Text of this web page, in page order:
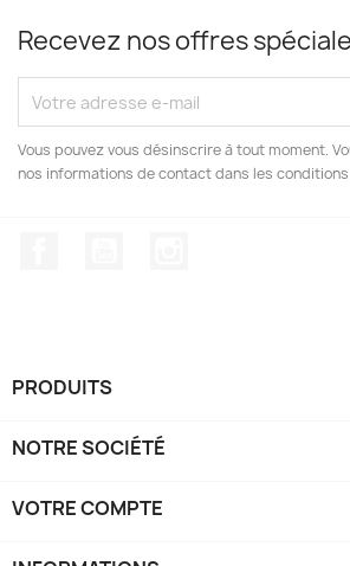
Recevez nos offres
Vous pouvez vous désinscrire à tout moment.
nos informations de contact dans les
PRODUITS
NOTRE SOCIÉTÉ
VOTRE COMPTE